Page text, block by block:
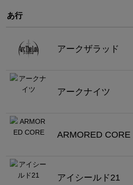
あ行
アークザラッド
アークナイツ
ARMORED CORE
アイシールド21